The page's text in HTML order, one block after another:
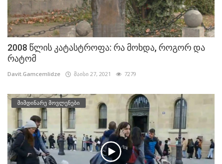
2008 წლის კატასტროფა: რა მოხდა, როგორ და
რატომ
Davit.Gamcemlidze მაისი 27, 2021 7279
მიმდინარე მოვლენები